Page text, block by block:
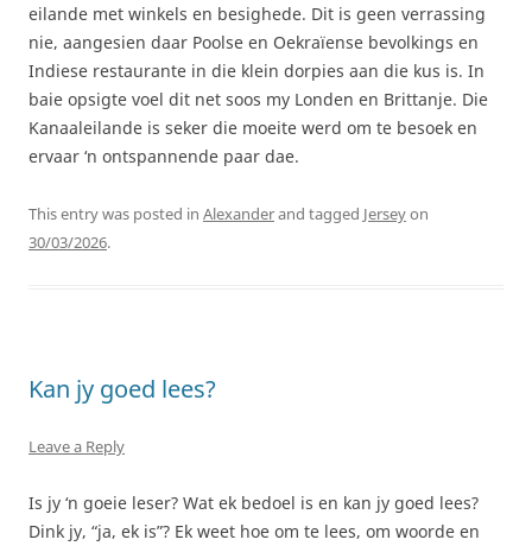
eilande met winkels en besighede. Dit is geen verrassing
nie, aangesien daar Poolse en Oekraïense bevolkings en
Indiese restaurante in die klein dorpies aan die kus is. In
baie opsigte voel dit net soos my Londen en Brittanje. Die
Kanaaleilande is seker die moeite werd om te besoek en
ervaar ‘n ontspannende paar dae.
This entry was posted in Alexanderand tagged Jerseyon
30/03/2026.
Kan jy goed lees?
Leave a Reply
Is jy ‘n goeie leser? Wat ek bedoel is en kan jy goed lees?
Dink jy, “ja, ek is”? Ek weet hoe om te lees, om woorde en